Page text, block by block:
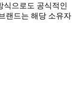
식으로도 공식적인
랜드는 해당 소유자